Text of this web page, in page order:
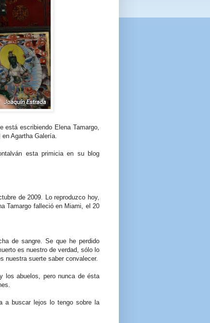
está escribiendo Elena Tamargo,
Agartha Galería.
esta primicia en su blog
de 2009. Lo reproduzco hoy,
Tamargo falleció en Miami, el 20
de sangre. Se que he perdido
es nuestro de verdad, sólo lo
nuestra suerte saber convalecer.
los abuelos, pero nunca de ésta
a buscar lejos lo tengo sobre la